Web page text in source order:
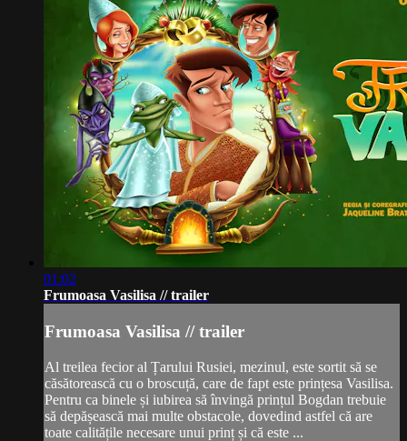
01:02
Frumoasa Vasilisa // trailer
Frumoasa Vasilisa // trailer
Al treilea fecior al Țarului Rusiei, mezinul, este sortit să se
căsătorească cu o broscuță, care de fapt este prințesa Vasilisa.
Pentru ca binele și iubirea să învingă prințul Bogdan trebuie
să depășească mai multe obstacole, dovedind astfel că are
toate calitățile necesare unui prinț și că este ...